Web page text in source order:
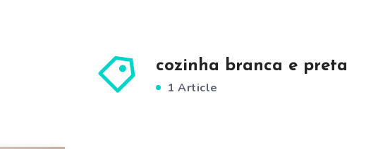
cozinha branca e preta
1 Article